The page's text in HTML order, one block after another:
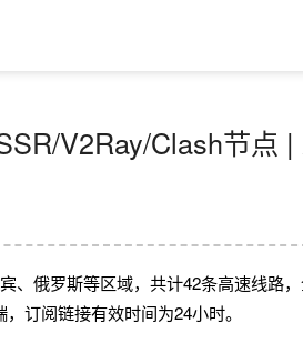
V2Ray/Clash节点
、俄罗斯等区域，共计42条高速线路
订阅链接有效时间为24小时。